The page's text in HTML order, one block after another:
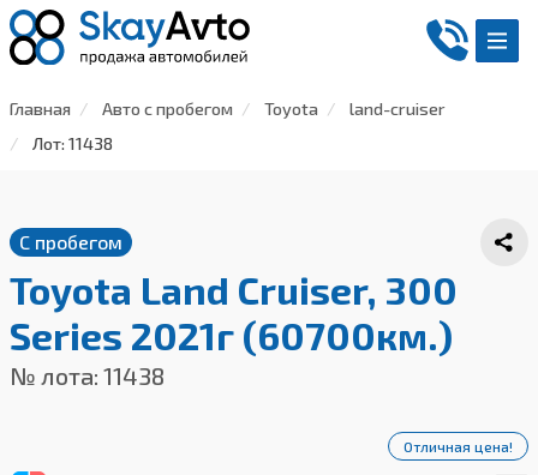
Главная Авто с пробегом Toyota
land-cruiser
Лот: 11438
С пробегом
Toyota Land Cruiser, 300
Series 2021г (60700км.)
№ лота: 11438
Отличная цена!